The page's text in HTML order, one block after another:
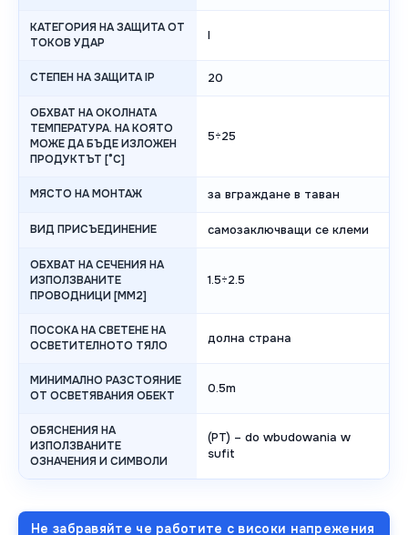
КАТЕГОРИЯ НА ЗАЩИТА ОТ
ТОКОВ УДАР
I
СТЕПЕН НА ЗАЩИТА IP 20
ОБХВАТ НА ОКОЛНАТА
ТЕМПЕРАТУРА. НА КОЯТО
МОЖЕ ДА БЪДЕ ИЗЛОЖЕН
ПРОДУКТЪТ [°C]
5÷25
МЯСТО НА МОНТАЖ за вграждане в таван
ВИД ПРИСЪЕДИНЕНИЕ самозаключващи се клеми
ОБХВАТ НА СЕЧЕНИЯ НА
ИЗПОЛЗВАНИТЕ
ПРОВОДНИЦИ [MM2]
1.5÷2.5
ПОСОКА НА СВЕТЕНЕ НА
ОСВЕТИТЕЛНОТО ТЯЛО
долна страна
МИНИМАЛНО РАЗСТОЯНИЕ
ОТ ОСВЕТЯВАНИЯ ОБЕКТ
0.5m
ОБЯСНЕНИЯ НА
ИЗПОЛЗВАНИТЕ
ОЗНАЧЕНИЯ И СИМВОЛИ
(PT) – do wbudowania w
sufit
Не забравяйте че работите с високи напрежения